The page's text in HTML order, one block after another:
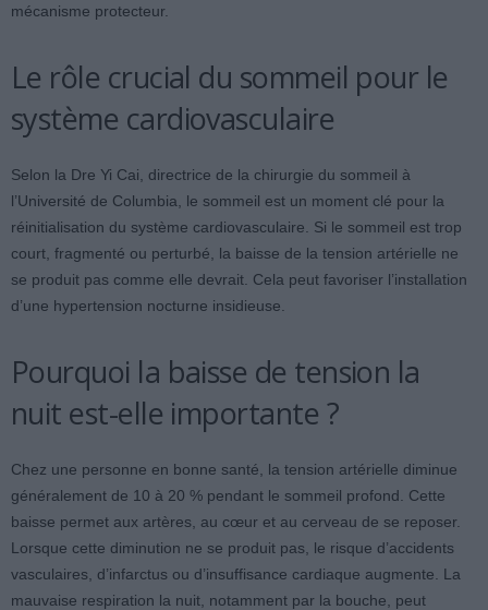
mécanisme protecteur.
Le rôle crucial du sommeil pour le
système cardiovasculaire
Selon la Dre Yi Cai, directrice de la chirurgie du sommeil à
l’Université de Columbia, le sommeil est un moment clé pour la
réinitialisation du système cardiovasculaire. Si le sommeil est trop
court, fragmenté ou perturbé, la baisse de la tension artérielle ne
se produit pas comme elle devrait. Cela peut favoriser l’installation
d’une hypertension nocturne insidieuse.
Pourquoi la baisse de tension la
nuit est-elle importante ?
Chez une personne en bonne santé, la tension artérielle diminue
généralement de 10 à 20 % pendant le sommeil profond. Cette
baisse permet aux artères, au cœur et au cerveau de se reposer.
Lorsque cette diminution ne se produit pas, le risque d’accidents
vasculaires, d’infarctus ou d’insuffisance cardiaque augmente. La
mauvaise respiration la nuit, notamment par la bouche, peut